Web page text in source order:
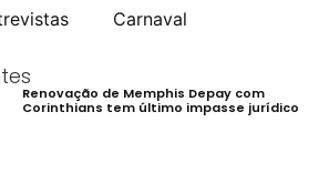
Carnaval
Renovação de Memphis Depay com
Corinthians tem último impasse jurídico